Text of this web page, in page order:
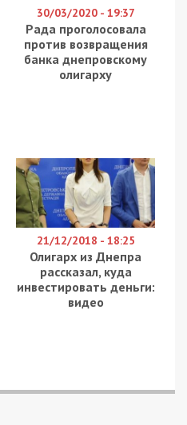
30/03/2020 - 19:37
Рада проголосовала
против возвращения
банка днепровскому
олигарху
21/12/2018 - 18:25
Олигарх из Днепра
рассказал, куда
инвестировать деньги:
видео